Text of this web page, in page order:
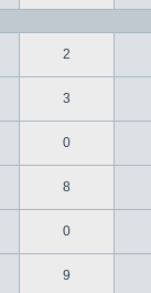
2
3
0
8
0
9